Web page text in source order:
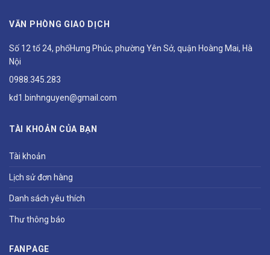
VĂN PHÒNG GIAO DỊCH
Số 12 tổ 24, phốHưng Phúc, phường Yên Sở, quận Hoàng Mai, Hà
Nội
0988.345.283
kd1.binhnguyen@gmail.com
TÀI KHOẢN CỦA BẠN
Tài khoản
Lịch sử đơn hàng
Danh sách yêu thích
Thư thông báo
FANPAGE